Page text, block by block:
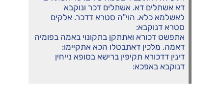
דא אשתלים דא. אשתלים דכר ונוקבא
לאשלמא כלא. הוי"ה סטרא דדכר. אלקים
סטרא דנוקבא:
אתפשט דכורא ואתתקן בתקונוי באמה בפומיה
דאמה. מלכין דאתבטלו הכא אתקיימו:
דינין דדכורא תקיפין ברישא בסופא נייחין
דנוקבא באפכא: